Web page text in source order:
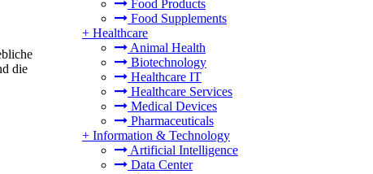
Food Products
Food Supplements
+ Healthcare
Animal Health
Biotechnology
Healthcare IT
Healthcare Services
Medical Devices
Pharmaceuticals
+ Information & Technology
Artificial Intelligence
Data Center
die